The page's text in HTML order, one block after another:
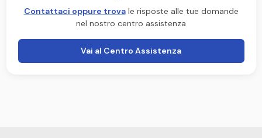
Contattaci oppure trovale risposte alle tue domande
nel nostro centro assistenza
Vai al Centro Assistenza